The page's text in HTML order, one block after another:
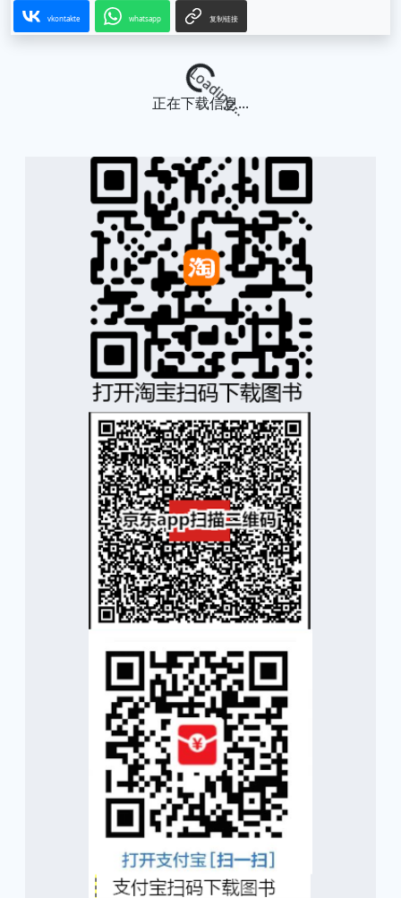
vkontakte whatsapp 复制链接
Loading...
正在下载信息...